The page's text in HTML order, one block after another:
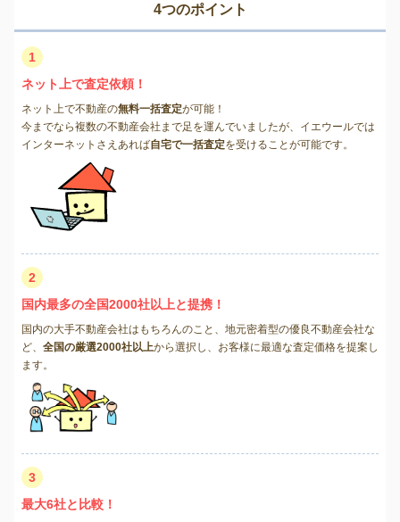
4つのポイント
1
ネット上で査定依頼！
ネット上で不動産の無料一括査定が可能！
今までなら複数の不動産会社まで足を運んでいましたが、イエウールでは
インターネットさえあれば自宅で一括査定を受けることが可能です。
2
国内最多の全国2000社以上と提携！
国内の大手不動産会社はもちろんのこと、地元密着型の優良不動産会社な
ど、 全国の厳選2000社以上から選択し、お客様に最適な査定価格を提案し
ます。
3
最大6社と比較！